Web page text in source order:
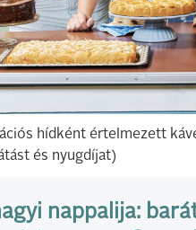
hídként értelmezett
és nyugdíjat)
nappalija: